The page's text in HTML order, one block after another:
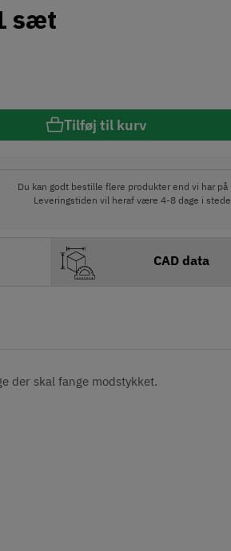
der skal fange modstykket.
sæt
Tilføj til kurv
Du kan godt bestille flere produkter end vi har på
Leveringstiden vil heraf være 4-8 dage i
CAD data